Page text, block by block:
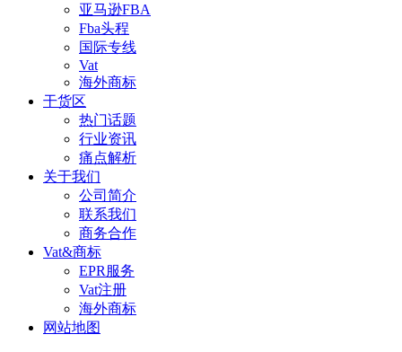
亚马逊FBA
Fba头程
国际专线
Vat
海外商标
干货区
热门话题
行业资讯
痛点解析
关于我们
公司简介
联系我们
商务合作
Vat&商标
EPR服务
Vat注册
海外商标
网站地图